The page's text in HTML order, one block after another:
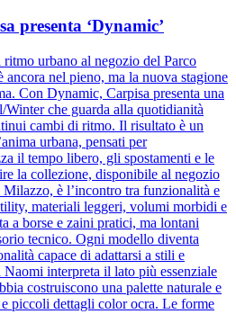
presenta ‘Dynamic’
urbano al negozio del Parco
nel pieno, ma la nuova stagione
Con Dynamic, Carpisa presenta una
che guarda alla quotidianità
cambi di ritmo. Il risultato è un
urbana, pensati per
il tempo libero, gli spostamenti e le
la collezione, disponibile al negozio
è l’incontro tra funzionalità e
materiali leggeri, volumi morbidi e
a borse e zaini pratici, ma lontani
tecnico. Ogni modello diventa
capace di adattarsi a stili e
interpreta il lato più essenziale
costruiscono una palette naturale e
piccoli dettagli color ocra. Le forme